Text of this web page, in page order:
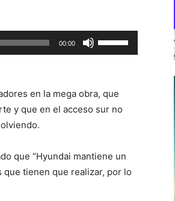
00:00
las
flecha
arriba/abajo
o
disminuir
en la mega obra, que
y que en el acceso sur no
que “Hyundai mantiene un
tienen que realizar, por lo